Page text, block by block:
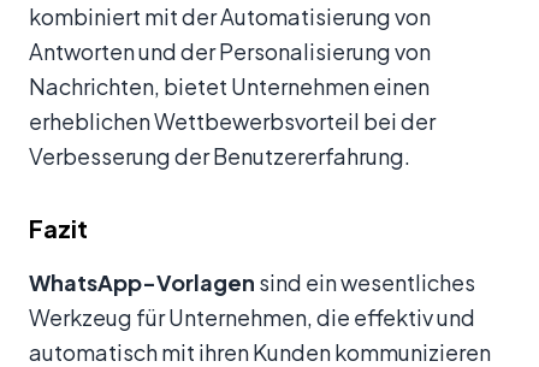
kombiniert mit der Automatisierung von
Antworten und der Personalisierung von
Nachrichten, bietet Unternehmen einen
erheblichen Wettbewerbsvorteil bei der
Verbesserung der Benutzererfahrung.
Fazit
WhatsApp-Vorlagen sind ein wesentliches
Werkzeug für Unternehmen, die effektiv und
automatisch mit ihren Kunden kommunizieren